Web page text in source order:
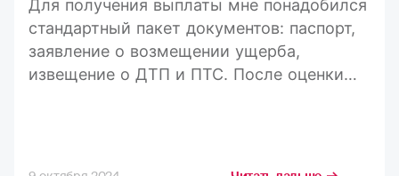
Для получения выплаты мне понадобился
стандартный пакет документов: паспорт,
заявление о возмещении ущерба,
извещение о ДТП и ПТС. После оценки
стремлюсь получить максимально